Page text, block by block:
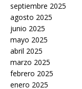
septiembre 2025
agosto 2025
junio 2025
mayo 2025
abril 2025
marzo 2025
febrero 2025
enero 2025